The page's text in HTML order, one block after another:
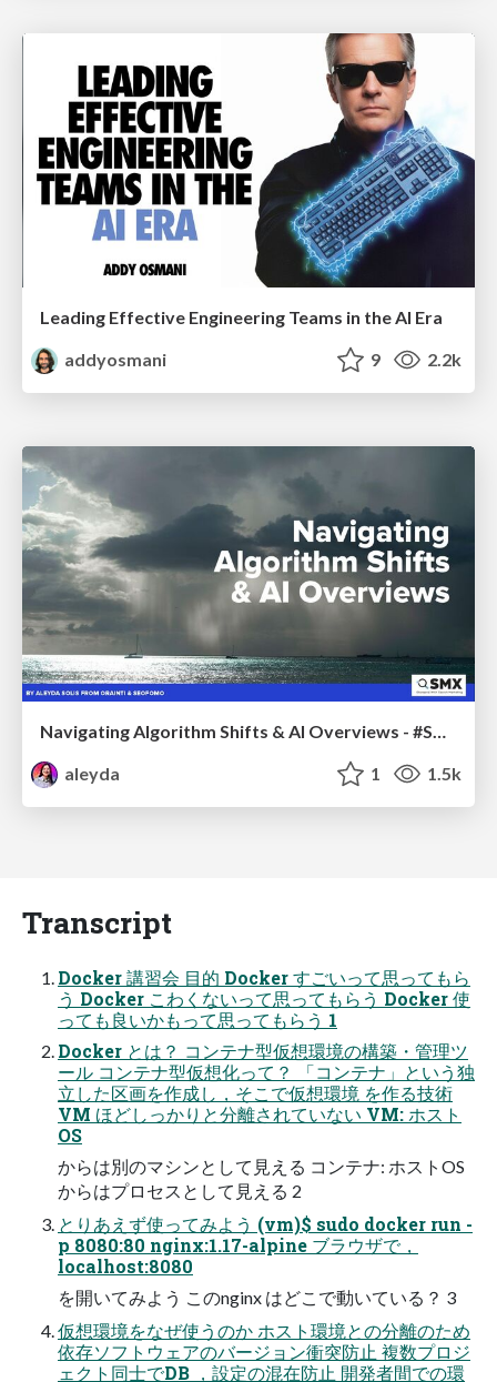
Leading Effective Engineering Teams in the AI Era
addyosmani
9 2.2k
aleyda
1 1.5k
Transcript
Docker 講習会 ⽬的 Docker すごいって思ってもら
う Docker こわくないって思ってもらう Docker 使
っても良いかもって思ってもらう 1
Docker とは？ コンテナ型仮想環境の構築・管理ツ
ール コンテナ型仮想化って？ 「コンテナ」という独
⽴した区画を作成し，そこで仮想環境 を作る技術
VM ほどしっかりと分離されていない VM: ホスト
OS
からは別のマシンとして⾒える コンテナ: ホストOS
からはプロセスとして⾒える 2
とりあえず使ってみよう (vm)$ sudo docker run -
p 8080:80 nginx:1.17-alpine ブラウザで，
localhost:8080
を開いてみよう このnginx はどこで動いている？ 3
仮想環境をなぜ使うのか ホスト環境との分離のため
依存ソフトウェアのバージョン衝突防⽌ 複数プロジ
ェクト同⼠でDB ，設定の混在防⽌ 開発者間での環